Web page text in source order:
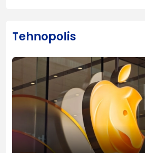
Tehnopolis